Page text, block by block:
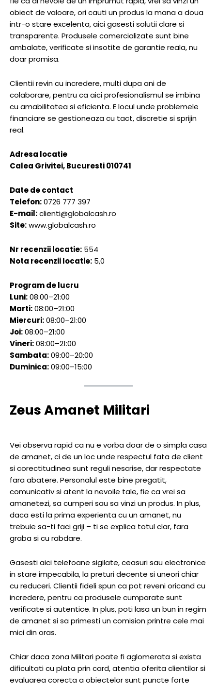
obiect de valoare, ori cauti un produs la mana a doua
intr-o stare excelenta, aici gasesti solutii clare si
transparente. Produsele comercializate sunt bine
ambalate, verificate si insotite de garantie reala, nu
doar promisa.
Clientii revin cu incredere, multi dupa ani de
colaborare, pentru ca aici profesionalismul se imbina
cu amabilitatea si eficienta. E locul unde problemele
financiare se gestioneaza cu tact, discretie si sprijin
real.
Adresa locatie
Calea Grivitei, Bucuresti 010741
Date de contact
Telefon:0726 777 397
E-mail:clienti@globalcash.ro
Site:www.globalcash.ro
Nr recenzii locatie: 554
Nota recenzii locatie: 5,0
Program de lucru
Luni:08:00–21:00
Marti:08:00–21:00
Miercuri:08:00–21:00
Joi:08:00–21:00
Vineri:08:00–21:00
Sambata:09:00–20:00
Duminica:09:00–15:00
Zeus Amanet Militari
Vei observa rapid ca nu e vorba doar de o simpla casa
de amanet, ci de un loc unde respectul fata de client
si corectitudinea sunt reguli nescrise, dar respectate
fara abatere. Personalul este bine pregatit,
comunicativ si atent la nevoile tale, fie ca vrei sa
amanetezi, sa cumperi sau sa vinzi un produs. In plus,
daca esti la prima experienta cu un amanet, nu
trebuie sa-ti faci griji – ti se explica totul clar, fara
graba si cu rabdare.
Gasesti aici telefoane sigilate, ceasuri sau electronice
in stare impecabila, la preturi decente si uneori chiar
cu reduceri. Clientii fideli spun ca pot reveni oricand cu
incredere, pentru ca produsele cumparate sunt
verificate si autentice. In plus, poti lasa un bun in regim
de amanet si sa primesti un comision printre cele mai
mici din oras.
Chiar daca zona Militari poate fi aglomerata si exista
dificultati cu plata prin card, atentia oferita clientilor si
evaluarea corecta a obiectelor sunt puncte forte